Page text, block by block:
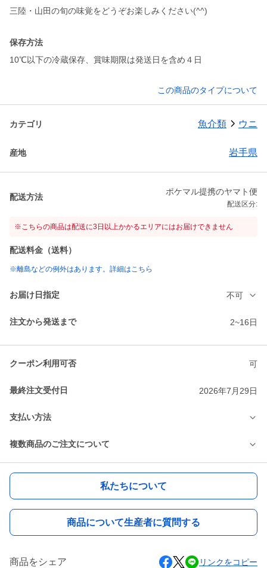
三陸・山田の旬の味覚をどうぞお楽しみください(^^)
保存方法
10℃以下の冷蔵保存、賞味期限は発送日を含め４日
この商品のタイプについて
カテゴリ 魚介類 ウニ
産地 岩手県
配送方法
ポケマル提携のヤマト便
配送区分:
※こちらの商品は配送に3日以上かかるエリアにはお届けできません
配送料金（送料）
※離島などの例外はあります。詳細はこちら
お届け日指定 不可
注文から発送まで 2~16日
クーポン利用可否 可
最終注文受付日 2026年7月29日
支払い方法
複数商品のご注文について
私たちについて
商品について生産者に質問する
商品をシェア リンクをコピー